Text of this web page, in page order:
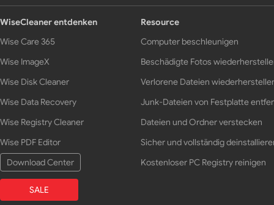
WiseCleaner entdenken
Wise Care 365
Wise ImageX
Wise Disk Cleaner
Wise Data Recovery
Wise Registry Cleaner
Wise PDF Editor
Download Center
SALE
Resource
Computer beschleunigen
Beschädigte Fotos
Verlorene Dateien
Junk-Dateien von Festplatte
Dateien und Ordner verstecken
Sicher und vollständig
Kostenloser PC Registry reinigen